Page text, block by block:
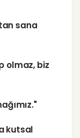
sana
olmaz, biz
kutsal